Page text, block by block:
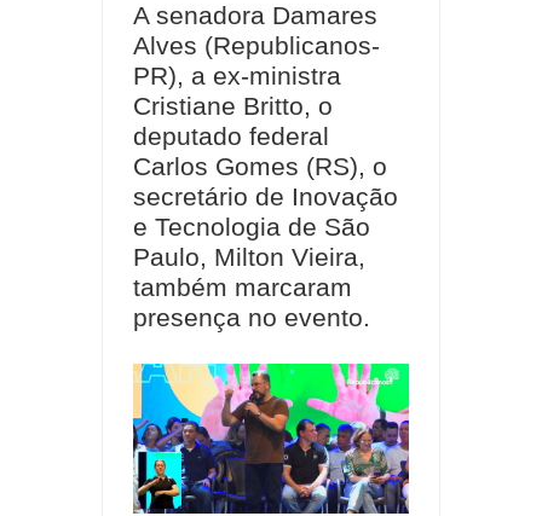
A senadora Damares
Alves (Republicanos-
PR), a ex-ministra
Cristiane Britto, o
deputado federal
Carlos Gomes (RS), o
secretário de Inovação
e Tecnologia de São
Paulo, Milton Vieira,
também marcaram
presença no evento.